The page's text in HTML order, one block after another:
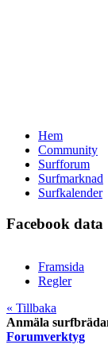
Hem
Community
Surfforum
Surfmarknad
Surfkalender
Facebook data
Framsida
Regler
« Tillbaka
Anmäla
Forumverktyg